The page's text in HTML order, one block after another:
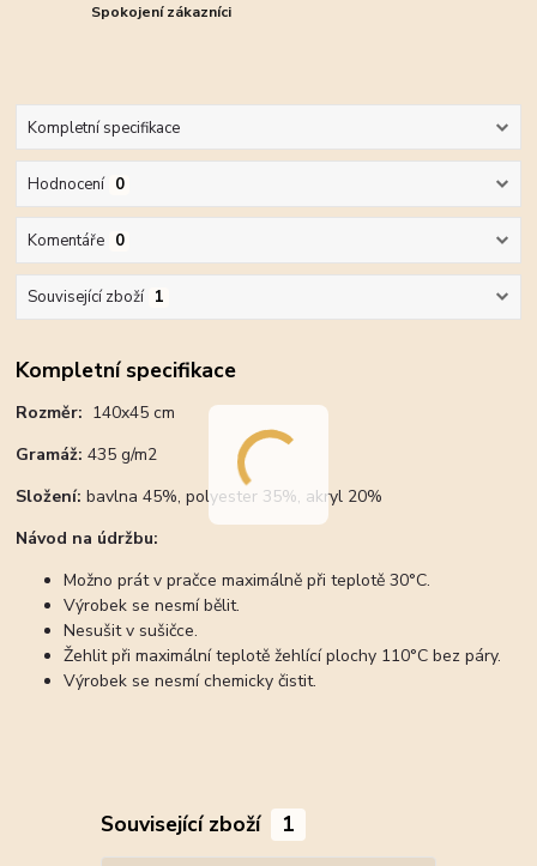
Spokojení zákazníci
Kompletní specifikace
Hodnocení 0
Komentáře 0
Související zboží 1
Kompletní specifikace
Rozměr: 140x45 cm
Gramáž: 435 g/m2
Složení: bavlna 45%, polyester 35%, akryl 20%
Návod na údržbu:
Možno prát v pračce maximálně při teplotě 30°C.
Výrobek se nesmí bělit.
Nesušit v sušičce.
Žehlit při maximální teplotě žehlící plochy 110°C bez páry.
Výrobek se nesmí chemicky čistit.
Související zboží 1